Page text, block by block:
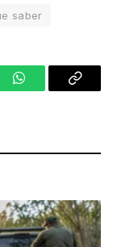
saber
WhatsAppCopy